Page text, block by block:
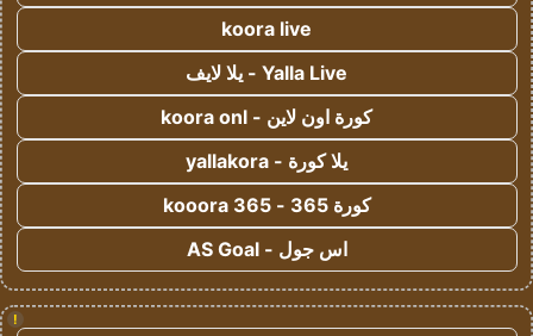
koora live
Yalla Live - يلا لايف
كورة اون لاين - koora onl
يلا كورة - yallakora
كورة 365 - kooora 365
اس جول - AS Goal
!